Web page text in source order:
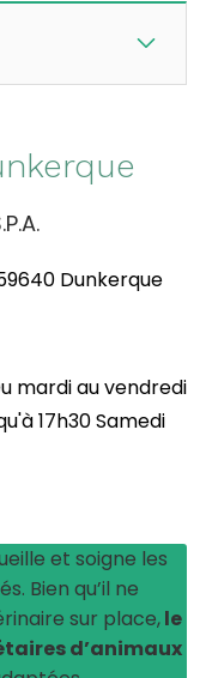
Dunkerque
mardi au vendredi
17h30 Samedi
et soigne les
Bien qu’il ne
sur place,le
d’animaux